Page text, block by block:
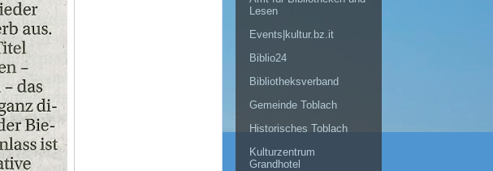
Lesen
Events|kultur.bz.it
Biblio24
Bibliotheksverband
Gemeinde Toblach
Historisches Toblach
Kulturzentrum
Grandhotel